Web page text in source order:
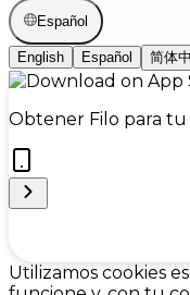
Español
English Español 简体
Obtener Filo para
Cookie
Utilizamos cookies